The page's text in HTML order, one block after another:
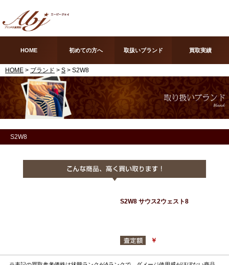
HOME 初めての方へ 取扱いブランド 買取実績
HOME > ブランド > S > S2W8
S2W8
S2W8 サウス2ウェスト8
￥